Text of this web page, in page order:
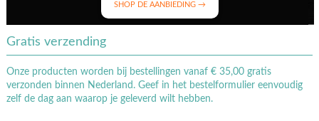
SHOP DE AANBIEDING →
Gratis verzending
Onze producten worden bij bestellingen vanaf € 35,00 gratis
verzonden binnen Nederland. Geef in het bestelformulier eenvoudig
zelf de dag aan waarop je geleverd wilt hebben.